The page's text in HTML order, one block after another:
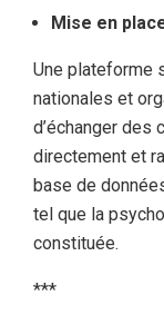
Mise en
Une plateforme
nationales et
d’échanger des
directement et
base de
tel que la
constituée.
***